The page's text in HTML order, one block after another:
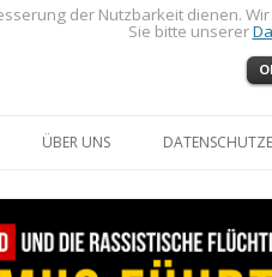
ÜBER UNS
der Nutzbarkeit dienen.
Sie bitte unserer